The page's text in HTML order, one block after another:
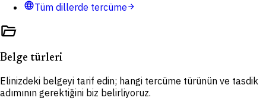
languageTüm dillerde tercümearrow_forward
folder_open
Belge türleri
Elinizdeki belgeyi tarif edin; hangi tercüme türünün ve tasdik
adımının gerektiğini biz belirliyoruz.